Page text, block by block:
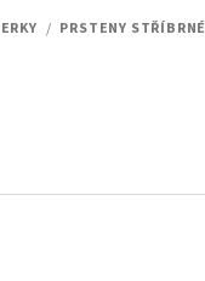
/ PRSTENY STŘÍBRNÉ